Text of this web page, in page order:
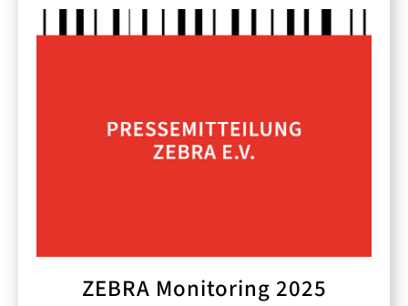
ZEBRA Monitoring 2025